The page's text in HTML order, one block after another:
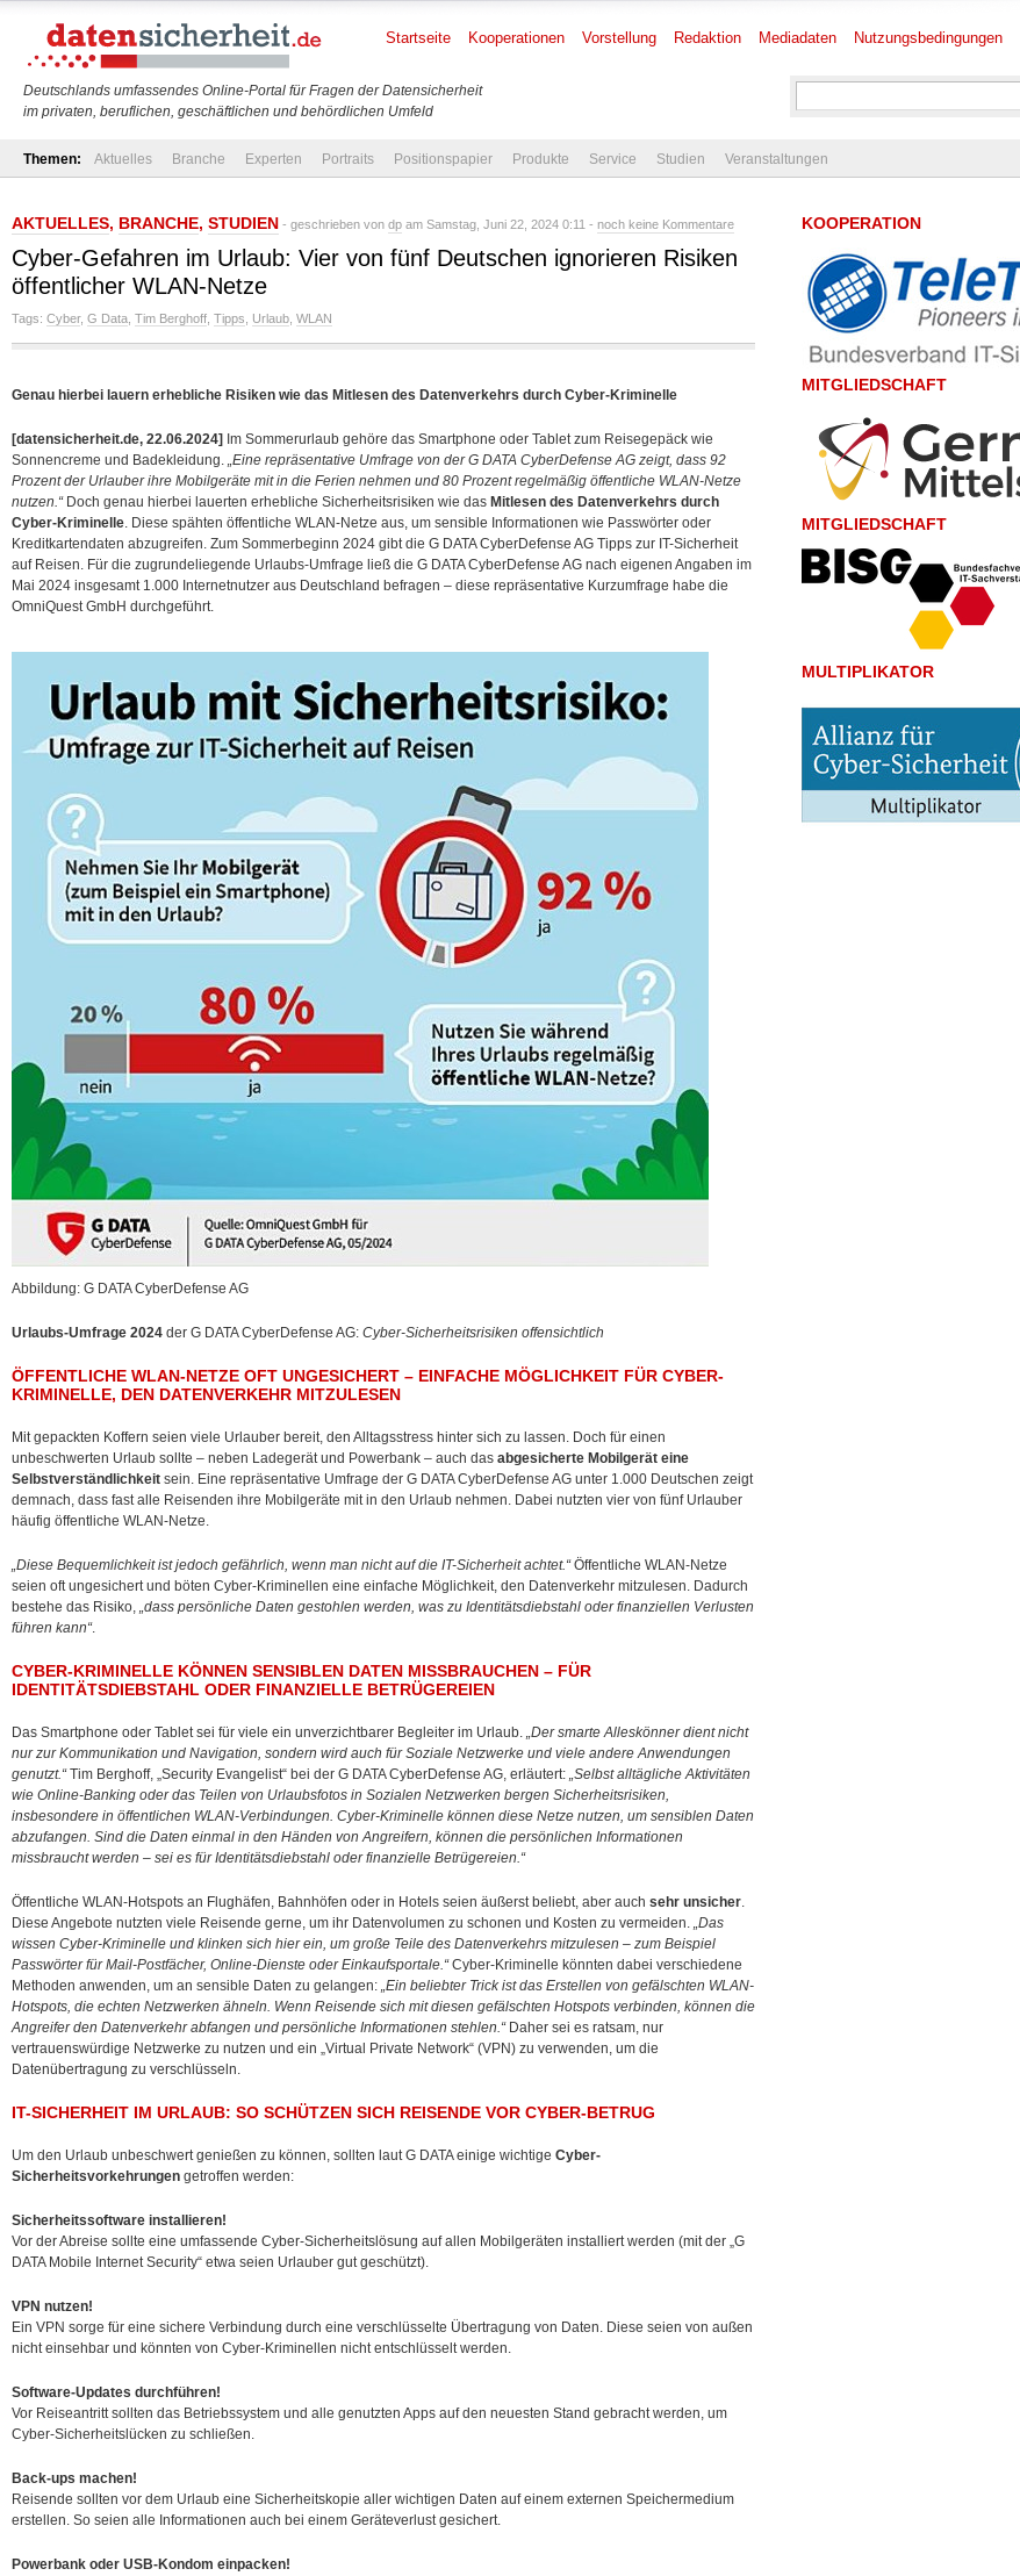
Deutschlands umfassendes Online-Portal für Fragen der Datensicherheit
im privaten, beruflichen, geschäftlichen und behördlichen Umfeld
Startseite Kooperationen Vorstellung Redaktion Mediadaten Nutzungsbedingungen
Themen: Aktuelles Branche Experten Portraits Positionspapier Produkte Service Studien Veranstaltungen
AKTUELLES, BRANCHE, STUDIEN - geschrieben von dp am Samstag, Juni 22, 2024 0:11 - noch keine Kommentare
Cyber-Gefahren im Urlaub: Vier von fünf Deutschen ignorieren Risiken
öffentlicher WLAN-Netze
Tags: Cyber, G Data Tim Berghoff Tipps Urlaub WLAN
Genau hierbei lauern erhebliche Risiken wie das Mitlesen des Datenverkehrs durch Cyber-Kriminelle
[datensicherheit.de, 22.06.2024] Im Sommerurlaub gehöre das Smartphone oder Tablet zum Reisegepäck wie
Sonnencreme und Badekleidung. „Eine repräsentative Umfrage von der G DATA CyberDefense AG zeigt, dass 92
Prozent der Urlauber ihre Mobilgeräte mit in die Ferien nehmen und 80 Prozent regelmäßig öffentliche WLAN-Netze
nutzen.“Doch genau hierbei lauerten erhebliche Sicherheitsrisiken wie das Mitlesen des Datenverkehrs durch
Cyber-Kriminelle. Diese spähten öffentliche WLAN-Netze aus, um sensible Informationen wie Passwörter oder
Kreditkartendaten abzugreifen. Zum Sommerbeginn 2024 gibt die G DATA CyberDefense AG Tipps zur IT-Sicherheit
auf Reisen. Für die zugrundeliegende Urlaubs-Umfrage ließ die G DATA CyberDefense AG nach eigenen Angaben im
Mai 2024 insgesamt 1.000 Internetnutzer aus Deutschland befragen – diese repräsentative Kurzumfrage habe die
OmniQuest GmbH durchgeführt.
Abbildung: G DATA CyberDefense AG
Urlaubs-Umfrage 2024 der G DATA CyberDefense AG: Cyber-Sicherheitsrisiken offensichtlich
ÖFFENTLICHE WLAN-NETZE OFT UNGESICHERT – EINFACHE MÖGLICHKEIT FÜR CYBER-
KRIMINELLE, DEN DATENVERKEHR MITZULESEN
Mit gepackten Koffern seien viele Urlauber bereit, den Alltagsstress hinter sich zu lassen. Doch für einen
unbeschwerten Urlaub sollte – neben Ladegerät und Powerbank – auch das abgesicherte Mobilgerät eine
Selbstverständlichkeit sein. Eine repräsentative Umfrage der G DATA CyberDefense AG unter 1.000 Deutschen zeigt
demnach, dass fast alle Reisenden ihre Mobilgeräte mit in den Urlaub nehmen. Dabei nutzten vier von fünf Urlauber
häufig öffentliche WLAN-Netze.
„Diese Bequemlichkeit ist jedoch gefährlich, wenn man nicht auf die IT-Sicherheit achtet.“Öffentliche WLAN-Netze
seien oft ungesichert und böten Cyber-Kriminellen eine einfache Möglichkeit, den Datenverkehr mitzulesen. Dadurch
bestehe das Risiko, „dass persönliche Daten gestohlen werden, was zu Identitätsdiebstahl oder finanziellen Verlusten
führen kann“.
CYBER-KRIMINELLE KÖNNEN SENSIBLEN DATEN MISSBRAUCHEN – FÜR
IDENTITÄTSDIEBSTAHL ODER FINANZIELLE BETRÜGEREIEN
Das Smartphone oder Tablet sei für viele ein unverzichtbarer Begleiter im Urlaub. „Der smarte Alleskönner dient nicht
nur zur Kommunikation und Navigation, sondern wird auch für Soziale Netzwerke und viele andere Anwendungen
genutzt.“Tim Berghoff, „Security Evangelist“ bei der G DATA CyberDefense AG, erläutert: „Selbst alltägliche Aktivitäten
wie Online-Banking oder das Teilen von Urlaubsfotos in Sozialen Netzwerken bergen Sicherheitsrisiken,
insbesondere in öffentlichen WLAN-Verbindungen. Cyber-Kriminelle können diese Netze nutzen, um sensiblen Daten
abzufangen. Sind die Daten einmal in den Händen von Angreifern, können die persönlichen Informationen
missbraucht werden – sei es für Identitätsdiebstahl oder finanzielle Betrügereien.“
Öffentliche WLAN-Hotspots an Flughäfen, Bahnhöfen oder in Hotels seien äußerst beliebt, aber auch sehr unsicher.
Diese Angebote nutzten viele Reisende gerne, um ihr Datenvolumen zu schonen und Kosten zu vermeiden. „Das
wissen Cyber-Kriminelle und klinken sich hier ein, um große Teile des Datenverkehrs mitzulesen – zum Beispiel
Passwörter für Mail-Postfächer, Online-Dienste oder Einkaufsportale.“Cyber-Kriminelle könnten dabei verschiedene
Methoden anwenden, um an sensible Daten zu gelangen: „Ein beliebter Trick ist das Erstellen von gefälschten WLAN-
Hotspots, die echten Netzwerken ähneln. Wenn Reisende sich mit diesen gefälschten Hotspots verbinden, können die
Angreifer den Datenverkehr abfangen und persönliche Informationen stehlen.“Daher sei es ratsam, nur
vertrauenswürdige Netzwerke zu nutzen und ein „Virtual Private Network“ (VPN) zu verwenden, um die
Datenübertragung zu verschlüsseln.
IT-SICHERHEIT IM URLAUB: SO SCHÜTZEN SICH REISENDE VOR CYBER-BETRUG
Um den Urlaub unbeschwert genießen zu können, sollten laut G DATA einige wichtige Cyber-
Sicherheitsvorkehrungen getroffen werden:
Sicherheitssoftware installieren!
Vor der Abreise sollte eine umfassende Cyber-Sicherheitslösung auf allen Mobilgeräten installiert werden (mit der „G
DATA Mobile Internet Security“ etwa seien Urlauber gut geschützt).
VPN nutzen!
Ein VPN sorge für eine sichere Verbindung durch eine verschlüsselte Übertragung von Daten. Diese seien von außen
nicht einsehbar und könnten von Cyber-Kriminellen nicht entschlüsselt werden.
Software-Updates durchführen!
Vor Reiseantritt sollten das Betriebssystem und alle genutzten Apps auf den neuesten Stand gebracht werden, um
Cyber-Sicherheitslücken zu schließen.
Back-ups machen!
Reisende sollten vor dem Urlaub eine Sicherheitskopie aller wichtigen Daten auf einem externen Speichermedium
erstellen. So seien alle Informationen auch bei einem Geräteverlust gesichert.
Powerbank oder USB-Kondom einpacken!
KOOPERATION
MITGLIEDSCHAFT
MITGLIEDSCHAFT
MULTIPLIKATOR